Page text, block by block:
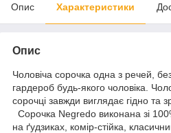
Опис Характеристики
Опис
Чоловіча сорочка одна з речей,
гардероб будь-якого чоловіка.
сорочці завжди виглядає гідно та
Сорочка Negredo виконана зі
на ґудзиках, комір-стійка,